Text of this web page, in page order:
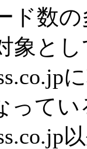
ド数
象と
って